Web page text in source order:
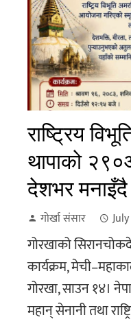
राष्ट्रिय
थापाको
देशभर मनाइँदै
गोर्खा संसार
गोरखाको
कार्यक्रम,
गोरखा, साउन १४।
महान् सेनानी तथा